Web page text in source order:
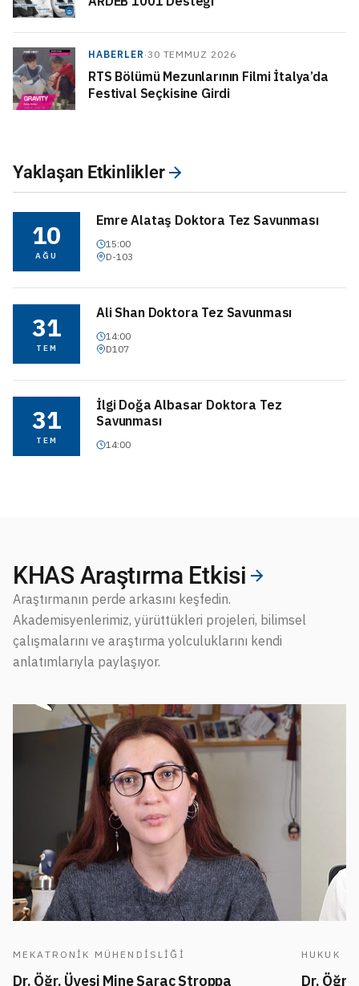
HABERLER ·30 TEMMUZ 2026
RTS Bölümü Mezunlarının Filmi İtalya’da
Festival Seçkisine Girdi
Yaklaşan Etkinlikler
10
AĞU
Emre Alataş Doktora Tez Savunması
15:00
D-103
31
TEM
Ali Shan Doktora Tez Savunması
14:00
D107
31
TEM
İlgi Doğa Albasar Doktora Tez
Savunması
14:00
KHAS Araştırma Etkisi
Araştırmanın perde arkasını keşfedin.
Akademisyenlerimiz, yürüttükleri projeleri, bilimsel
çalışmalarını ve araştırma yolculuklarını kendi
anlatımlarıyla paylaşıyor.
MEKATRONIK MÜHENDISLIĞI
Dr. Öğr. Üyesi Mine Saraç Stroppa
HUKUK
Dr. Öğr.